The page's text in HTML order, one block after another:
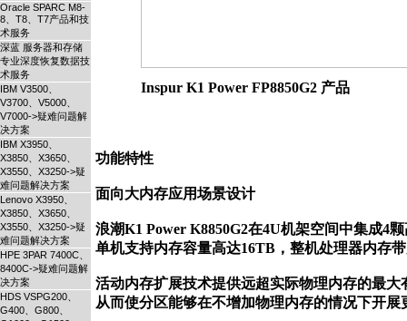
Oracle SPARC M8-
8、T8、T7产品和技
术服务
深蓝 服务器和存储
专业深度恢复数据技
术服务
IBM V3500、
V3700、V5000、
V7000->疑难问题解
决方案
IBM X3950、
X3850、X3650、
X3550、X3250->疑
难问题解决方案
Lenovo X3950、
X3850、X3650、
X3550、X3250->疑
难问题解决方案
HPE 3PAR 7400C、
8400C->疑难问题解
决方案
HDS VSPG200、
G400、G800、
Inspur K1 Power FP8850G2 产品
功能特性
面向大内存应用场景设计
浪潮K1 Power K8850G2在4U机架空间中集成4
单机支持内存容量高达16TB，整机处理器内存
活动内存扩展技术提供远超实际物理内存的最
从而使分区能够在不增加物理内存的情况下开